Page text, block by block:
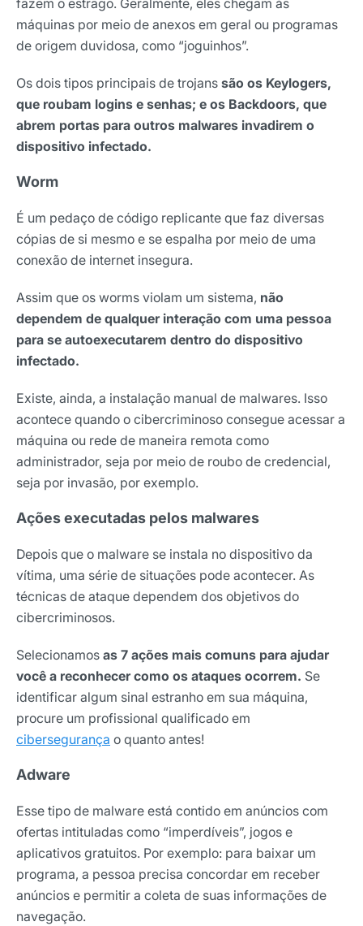
fazem o estrago. Geralmente, eles chegam às
máquinas por meio de anexos em geral ou programas
de origem duvidosa, como “joguinhos”.
Os dois tipos principais de trojans são os Keylogers,
que roubam logins e senhas; e os Backdoors, que
abrem portas para outros malwares invadirem o
dispositivo infectado.
Worm
É um pedaço de código replicante que faz diversas
cópias de si mesmo e se espalha por meio de uma
conexão de internet insegura.
Assim que os worms violam um sistema, não
dependem de qualquer interação com uma pessoa
para se autoexecutarem dentro do dispositivo
infectado.
Existe, ainda, a instalação manual de malwares. Isso
acontece quando o cibercriminoso consegue acessar a
máquina ou rede de maneira remota como
administrador, seja por meio de roubo de credencial,
seja por invasão, por exemplo.
Ações executadas pelos malwares
Depois que o malware se instala no dispositivo da
vítima, uma série de situações pode acontecer. As
técnicas de ataque dependem dos objetivos do
cibercriminosos.
Selecionamos as 7 ações mais comuns para ajudar
você a reconhecer como os ataques ocorrem. Se
identificar algum sinal estranho em sua máquina,
procure um profissional qualificado em
cibersegurança o quanto antes!
Adware
Esse tipo de malware está contido em anúncios com
ofertas intituladas como “imperdíveis”, jogos e
aplicativos gratuitos. Por exemplo: para baixar um
programa, a pessoa precisa concordar em receber
anúncios e permitir a coleta de suas informações de
navegação.